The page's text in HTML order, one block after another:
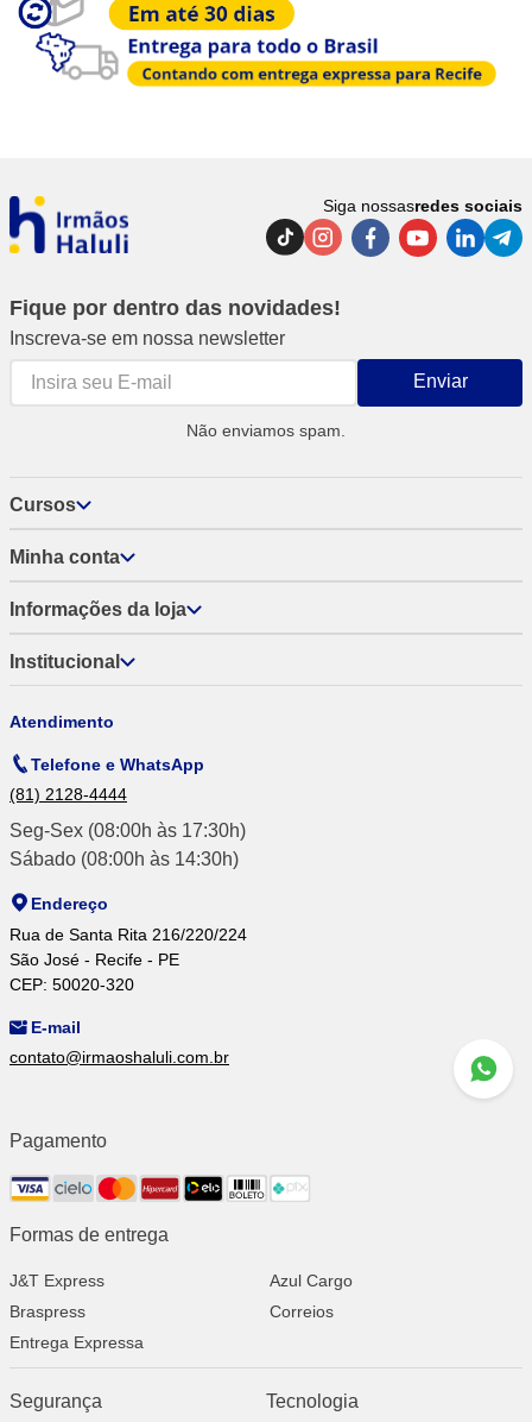
Siga nossasredes sociais
Fique por dentro das novidades!
Inscreva-se em nossa newsletter
Enviar
Não enviamos spam.
Cursos
Minha conta
Informações da loja
Institucional
Atendimento
Telefone e WhatsApp
(81) 2128-4444
Seg-Sex (08:00h às 17:30h)
Sábado (08:00h às 14:30h)
Endereço
Rua de Santa Rita 216/220/224
São José - Recife - PE
CEP: 50020-320
E-mail
contato@irmaoshaluli.com.br
Pagamento
Formas de entrega
J&T Express
Azul Cargo
Braspress
Correios
Entrega Expressa
Segurança Tecnologia